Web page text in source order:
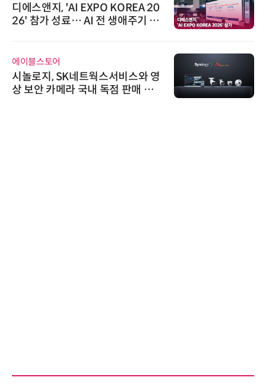
디에스앤지, 'AI EXPO KOREA 20
26' 참가 성료… AI 전 생애주기 아
에이블스토어
시놀로지, SK네트웍스서비스와 영
상 보안 카메라 국내 독점 판매 파